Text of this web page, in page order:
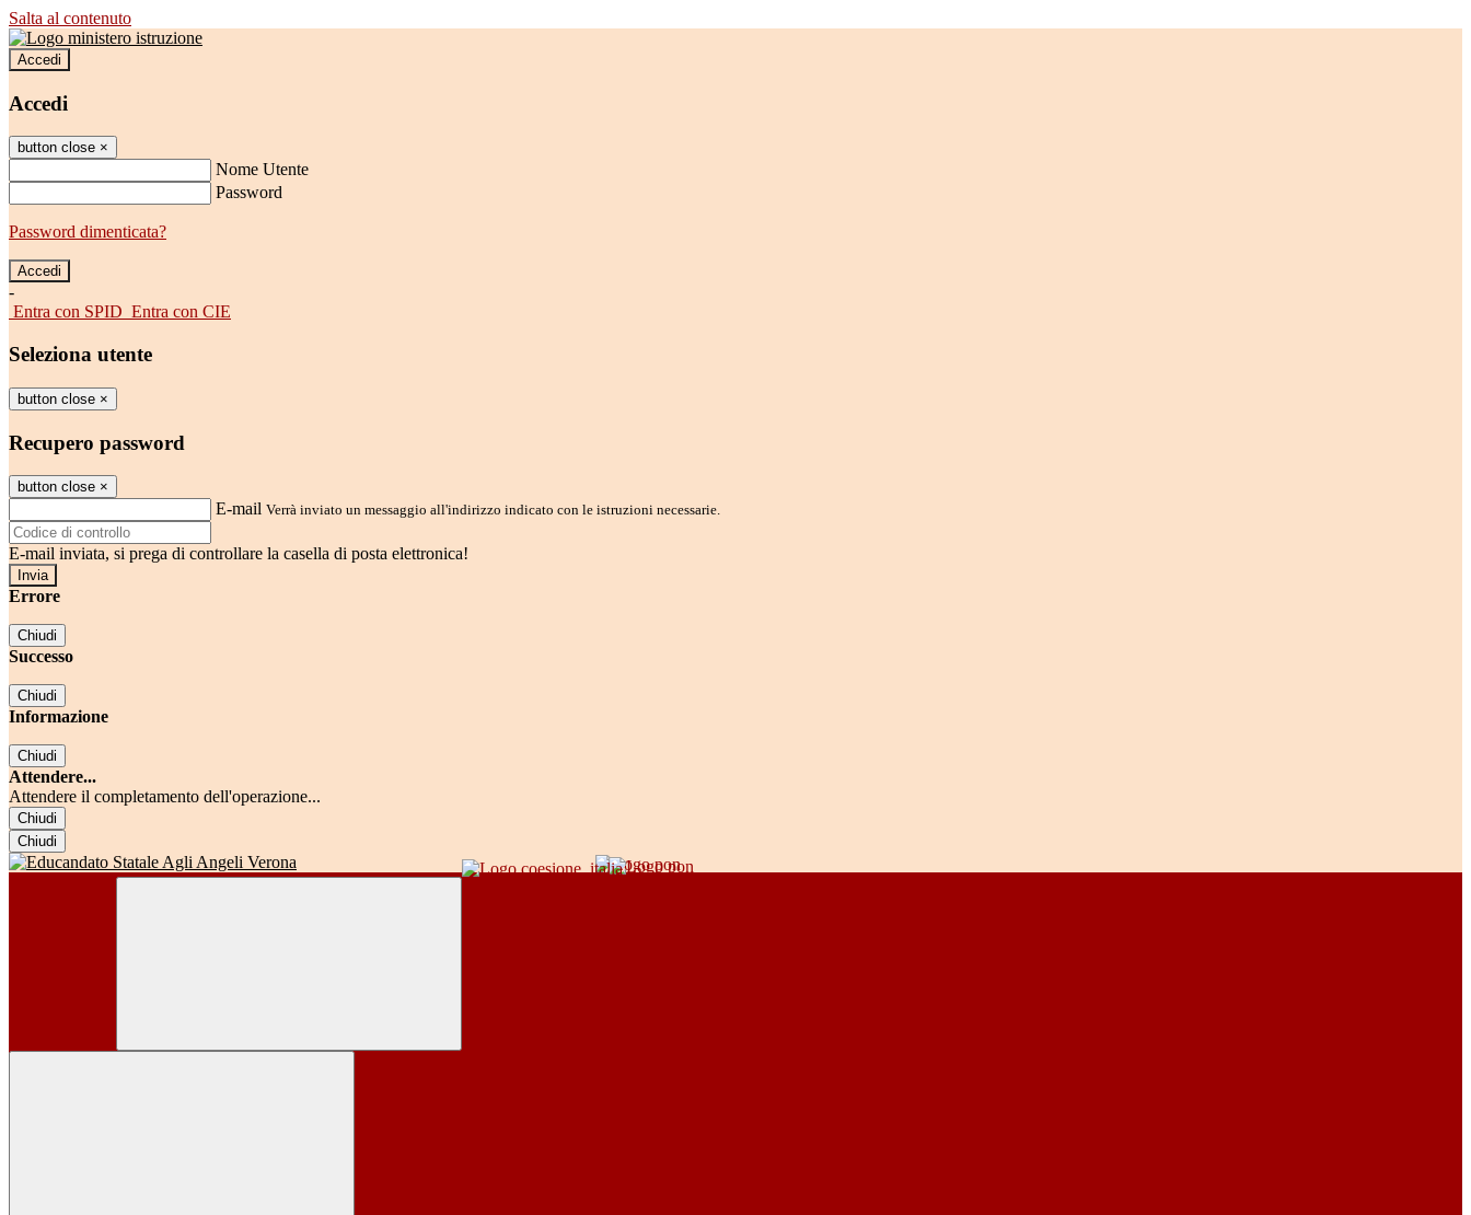
Salta al contenuto
Accedi
Accedi
button close ×
Nome Utente
Password
Password dimenticata?
-
Entra con SPID Entra con CIE
Seleziona utente
button close ×
Recupero password
button close ×
E-mail Verrà inviato un messaggio all'indirizzo indicato con le istruzioni necessarie.
E-mail inviata, si prega di controllare la casella di posta elettronica!
Errore
Chiudi
Successo
Chiudi
Informazione
Chiudi
Attendere...
Attendere il completamento dell'operazione...
Chiudi
Chiudi